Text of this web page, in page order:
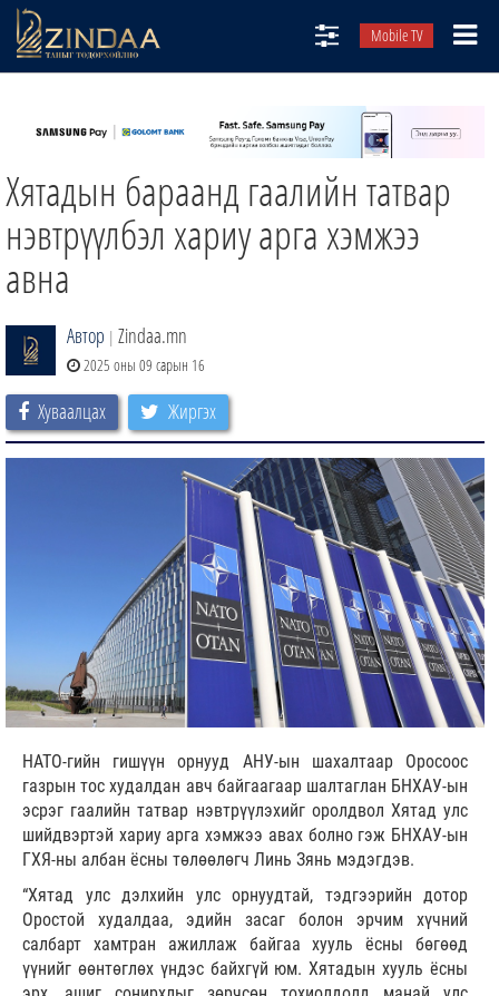
Mobile TV
ТВ8
ӨГЛӨӨНИЙ СОНИН
АУДИО ЗОХИОЛ
ЗИНДАА СЭТГҮҮЛ
Хятадын бараанд гаалийн татвар
нэвтрүүлбэл хариу арга хэмжээ
авна
Автор | Zindaa.mn
2025 оны 09 сарын 16
Хуваалцах Жиргэх
НАТО-гийн гишүүн орнууд АНУ-ын шахалтаар Оросоос
газрын тос худалдан авч байгаагаар шалтаглан БНХАУ-ын
эсрэг гаалийн татвар нэвтрүүлэхийг оролдвол Хятад улс
шийдвэртэй хариу арга хэмжээ авах болно гэж БНХАУ-ын
ГХЯ-ны албан ёсны төлөөлөгч Линь Зянь мэдэгдэв.
“Хятад улс дэлхийн улс орнуудтай, тэдгээрийн дотор
Оростой худалдаа, эдийн засаг болон эрчим хүчний
салбарт хамтран ажиллаж байгаа хууль ёсны бөгөөд
үүнийг өөнтөглөх үндэс байхгүй юм. Хятадын хууль ёсны